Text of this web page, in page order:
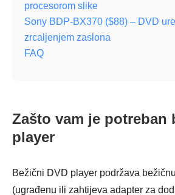
procesorom slike
Sony BDP-BX370 ($88) – DVD
zrcaljenjem zaslona
FAQ
Zašto vam je potreban
player
Bežični DVD player podržava
(ugrađenu ili zahtijeva adapter za